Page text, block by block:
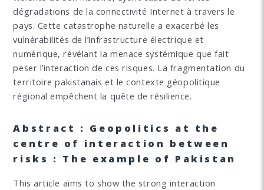
dégradations de la connectivité Internet à travers le
pays. Cette catastrophe naturelle a exacerbé les
vulnérabilités de l’infrastructure électrique et
numérique, révélant la menace systémique que fait
peser l’interaction de ces risques. La fragmentation du
territoire pakistanais et le contexte géopolitique
régional empêchent la quête de résilience.
Abstract : Geopolitics at the
centre of interaction between
risks : The example of Pakistan
This article aims to show the strong interaction